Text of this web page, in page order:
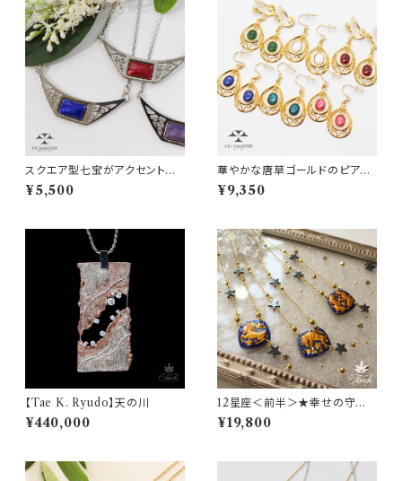
スクエア型七宝がアクセントに
◆唐草七宝チョーカー
¥5,500
華やかな唐草ゴールドのピアス・
イヤリング
¥9,350
【Tae K. Ryudo】天の川
¥440,000
12星座＜前半＞★幸せの守護
星カラーネックレス★Wonder
Box Zodiac
¥19,800